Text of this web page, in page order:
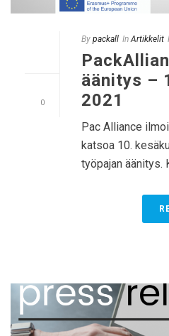
0
By packall In Artikkelit
äänitys –
2021
Pac Alliance
katsoa 10.
työpajan äänitys.